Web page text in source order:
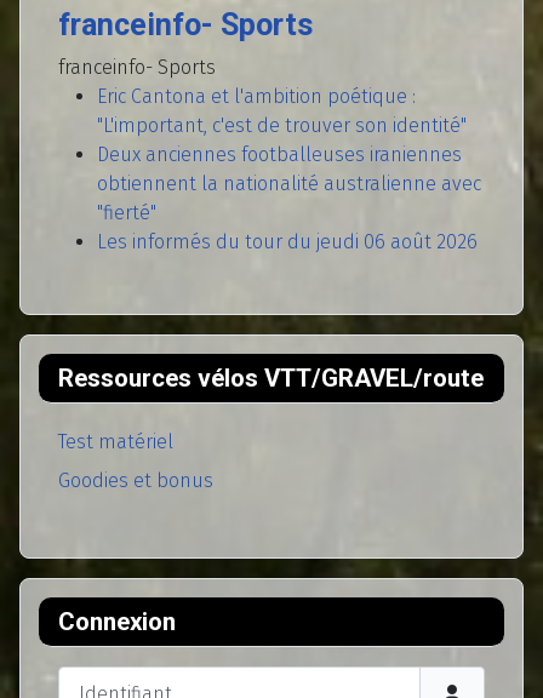
franceinfo- Sports
franceinfo- Sports
Eric Cantona et l'ambition poétique :
"L'important, c'est de trouver son identité"
Deux anciennes footballeuses iraniennes
obtiennent la nationalité australienne avec
"fierté"
Les informés du tour du jeudi 06 août 2026
Ressources vélos VTT/GRAVEL/route
Test matériel
Goodies et bonus
Connexion
Identifiant